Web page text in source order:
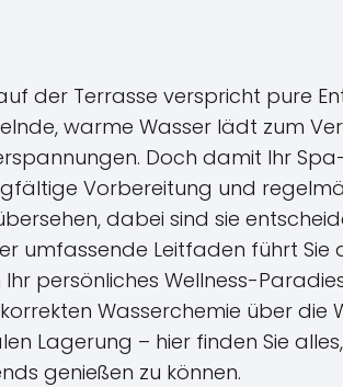
der Terrasse verspricht pure
warme Wasser lädt zum
Doch damit Ihr
Vorbereitung und
dabei sind sie
umfassende Leitfaden führt
persönliches Wellness-
Wasserchemie über die
Lagerung – hier finden Sie
genießen zu können.